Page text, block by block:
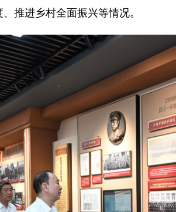
、推进乡村全面振兴等情况。